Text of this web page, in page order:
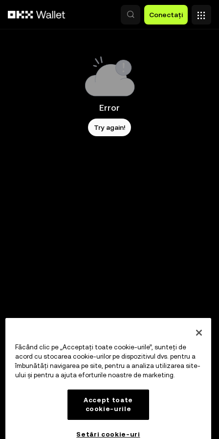
Conectați
Error
Try again!
Făcând clic pe „Acceptați toate cookie-urile”, sunteți de
acord cu stocarea cookie-urilor pe dispozitivul dvs. pentru a
îmbunătăți navigarea pe site, pentru a analiza utilizarea site-
ului și pentru a ajuta eforturile noastre de marketing.
Accept toate
cookie-urile
Setări cookie-uri